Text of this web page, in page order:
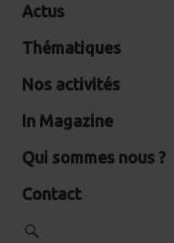
Actus
Thématiques
Nos activités
In Magazine
Qui sommes nous ?
Contact